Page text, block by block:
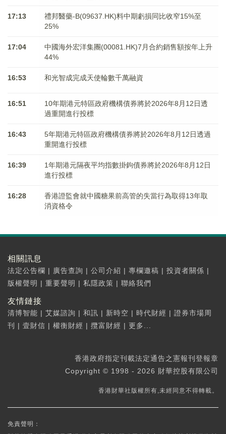
17:13
禮邦醫藥-B(09637.HK)料中期虧損同比收窄15%至
25%
17:04
中國海外宏洋集團(00081.HK)7月合約銷售額按年上升
44%
16:53 和光智成完成天使輪數千萬融資
16:51
10年期港元特區政府機構債券將於2026年8月12日透
過重開進行投標
16:43
5年期港元特區政府機構債券將於2026年8月12日透過
重開進行投標
16:39
1年期港元隔夜平均指數掛鉤債券將於2026年8月12日
進行投標
16:28
香港證監會就中國糖果前高管的失當行為取得13年取
消資格令
相關訊息
法定公告欄 | 廣告查詢 | 公司介紹 | 專欄邀稿 | 投資者關係 |
版權聲明 | 重要聲明 | 私隱政策 | 聯絡我們
友情鏈接
清博智能 | 艾媒諮詢 | 和訊 | 新時空 | 時代財經 | 證券市場周
刊
| 壹財信 | 權衡財經 | 攬富財經 | 更多...
香港政府指定刊載法定通告之憲報刊登報章
Copyright © 1998 - 2026 財華控股有限公司
香港財華社版權所有,未經同意不得轉載。
免責聲明：